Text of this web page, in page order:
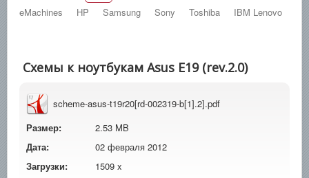
СПРАВОЧНИКИ
НОВОСТИ
ПОИСК
eMachines
HP Samsung Sony Toshiba IBM Lenovo
Схемы к ноутбукам Asus Е19 (rev.2.0)
scheme-asus-t19r20[rd-002319-b[1].2].pdf
Размер:
2.53 MB
Дата:
02 февраля 2012
Загрузки:
1509 x